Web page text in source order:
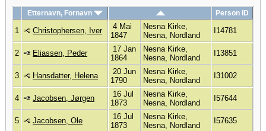
Etternavn, Fornavn Person ID
1 Christophersen, Iver
4 Mai
1847
Nesna Kirke,
Nesna, Nordland
I14781
2 Eliassen, Peder
17 Jan
1864
Nesna Kirke,
Nesna, Nordland
I13851
3 Hansdatter, Helena
20 Jun
1790
Nesna Kirke,
Nesna, Nordland
I31002
4 Jacobsen, Jørgen
16 Jul
1873
Nesna Kirke,
Nesna, Nordland
I57644
5 Jacobsen, Ole
16 Jul
1873
Nesna Kirke,
Nesna, Nordland
I57635